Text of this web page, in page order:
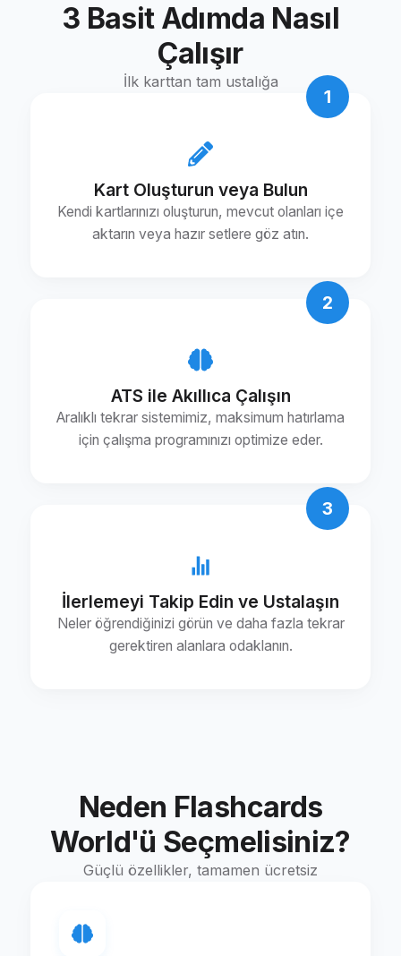
3 Basit Adımda Nasıl
Çalışır
İlk karttan tam ustalığa
1
Kart Oluşturun veya Bulun
Kendi kartlarınızı oluşturun, mevcut olanları içe
aktarın veya hazır setlere göz atın.
2
ATS ile Akıllıca Çalışın
Aralıklı tekrar sistemimiz, maksimum hatırlama
için çalışma programınızı optimize eder.
3
İlerlemeyi Takip Edin ve Ustalaşın
Neler öğrendiğinizi görün ve daha fazla tekrar
gerektiren alanlara odaklanın.
Neden Flashcards
World'ü Seçmelisiniz?
Güçlü özellikler, tamamen ücretsiz